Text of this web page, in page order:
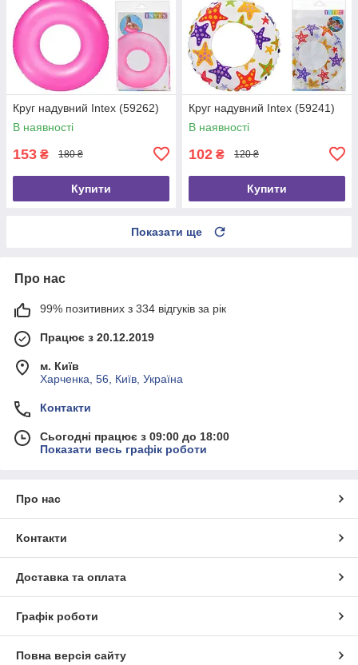
Круг надувний Intex (59262)
В наявності
153 ₴ 180 ₴
Купити
Круг надувний Intex (59241)
В наявності
102 ₴ 120 ₴
Купити
Показати ще
Про нас
99% позитивних з 334 відгуків за рік
Працює з 20.12.2019
м. Київ
Харченка, 56, Київ, Україна
Контакти
Сьогодні працює з 09:00 до 18:00
Показати весь графік роботи
Про нас
Контакти
Доставка та оплата
Графік роботи
Повна версія сайту